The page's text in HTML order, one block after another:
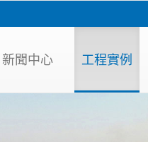
新聞中心 工程實例